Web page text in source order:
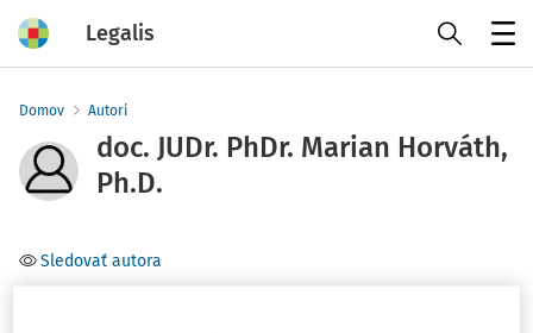
Legalis
Domov Autori
doc. JUDr. PhDr. Marian Horváth,
Ph.D.
Sledovať autora